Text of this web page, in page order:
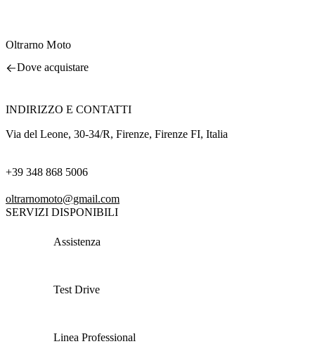
Oltrarno Moto
Dove acquistare
INDIRIZZO E CONTATTI
Via del Leone, 30-34/R, Firenze, Firenze FI, Italia
+39 348 868 5006
oltrarnomoto@gmail.com
SERVIZI DISPONIBILI
Assistenza
Test Drive
Linea Professional